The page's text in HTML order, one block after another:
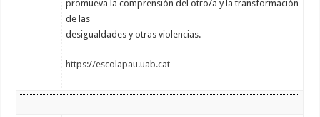
promueva la comprensión del otro/a y la transformación
de las
desigualdades y otras violencias.
https://escolapau.uab.cat